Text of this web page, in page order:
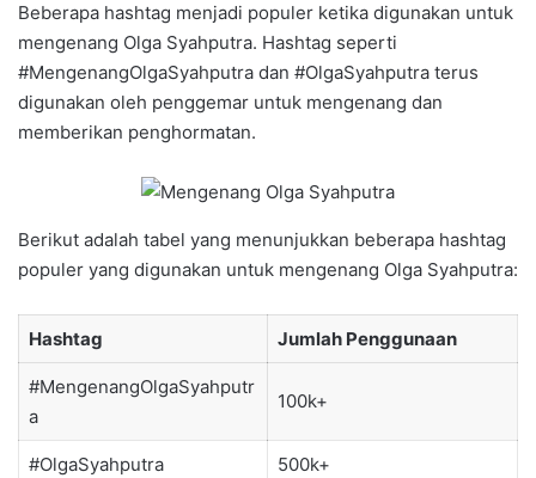
Beberapa hashtag menjadi populer ketika digunakan untuk
mengenang Olga Syahputra. Hashtag seperti
#MengenangOlgaSyahputra dan #OlgaSyahputra terus
digunakan oleh penggemar untuk mengenang dan
memberikan penghormatan.
Berikut adalah tabel yang menunjukkan beberapa hashtag
populer yang digunakan untuk mengenang Olga Syahputra:
Hashtag Jumlah Penggunaan
#MengenangOlgaSyahputr
a
100k+
#OlgaSyahputra 500k+